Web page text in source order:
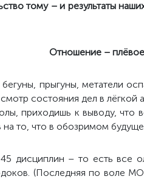
тому – и результаты
Отношение – плёвое
прыгуны, метатели
состояния дел в лёгкой
приходишь к выводу, что
то, что в обозримом
дисциплин – то есть все
(Последняя по воле